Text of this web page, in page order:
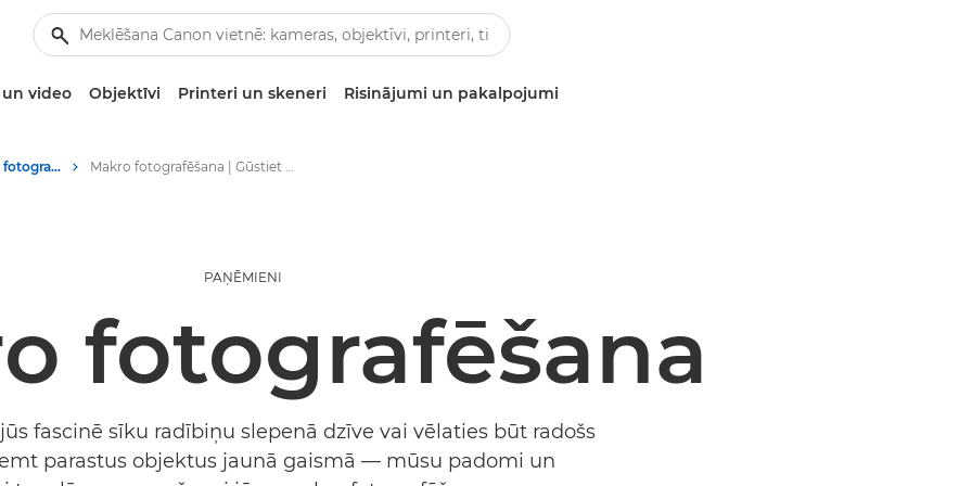
video Objektīvi Printeri un skeneri Risinājumi un pakalpojumi
Padomi un paņēmieni fotografēšanai un drukāšanai Makro fotografēšana | Gūstiet iedvesmu
PAŅĒMIENI
fotografēšana
fascinē sīku radībiņu slepenā dzīve vai vēlaties būt radošs
parastus objektus jaunā gaismā — mūsu padomi un